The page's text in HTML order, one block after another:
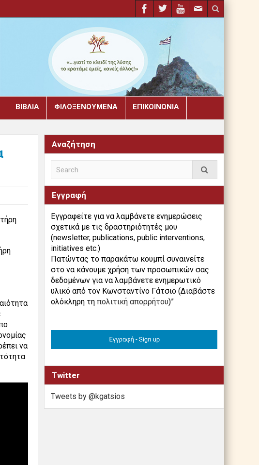
ΒΙΒΛΙΑ ΦΙΛΟΞΕΝΟΎΜΕΝΑ ΕΠΙΚΟΙΝΩΝΊΑ
να
Αναζήτηση
Εγγραφή
Εγγραφείτε για να λαμβάνετε ενημερώσεις
σχετικά με τις δραστηριότητές μου
(newsletter, publications, public interventions,
initiatives etc.)
Πατώντας το παρακάτω κουμπί συναινείτε
στο να κάνουμε χρήση των προσωπικών σας
δεδομένων για να λαμβάνετε ενημερωτικό
υλικό από τον Κωνσταντίνο Γάτσιο (Διαβάστε
ολόκληρη τη πολιτική απορρήτου)”
Twitter
Tweets by @kgatsios